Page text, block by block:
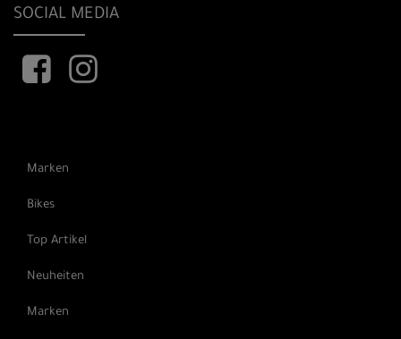
SOCIAL MEDIA
Marken
Bikes
Top Artikel
Neuheiten
Marken